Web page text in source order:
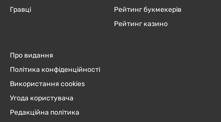
Гравці
Рейтинг букмекерів
Рейтинг казино
Про видання
Політика конфіденційності
Використання cookies
Угода користувача
Редакційна політика